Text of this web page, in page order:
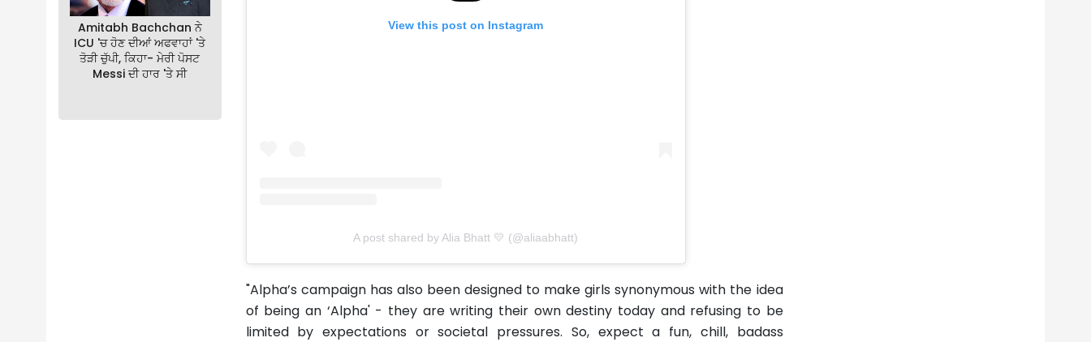
Amitabh Bachchan ਨੇ
ICU 'ਚ ਹੋਣ ਦੀਆਂ ਅਫਵਾਹਾਂ 'ਤੇ
ਤੋੜੀ ਚੁੱਪੀ, ਕਿਹਾ- ਮੇਰੀ ਪੋਸਟ
Messi ਦੀ ਹਾਰ 'ਤੇ ਸੀ
View this post on Instagram
A post shared by Alia Bhatt 💛 (@aliaabhatt)
"Alpha’s campaign has also been designed to make girls synonymous with the idea
of being an ‘Alpha' - they are writing their own destiny today and refusing to be
limited by expectations or societal pressures. So, expect a fun, chill, badass